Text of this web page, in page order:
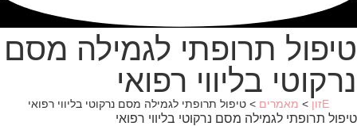
טיפול תרופתי לגמילה מסם
נרקוטי בליווי רפואי
Eזון > מאמרים > טיפול תרופתי לגמילה מסם נרקוטי בליווי רפואי
טיפול תרופתי לגמילה מסם נרקוטי בליווי רפואי